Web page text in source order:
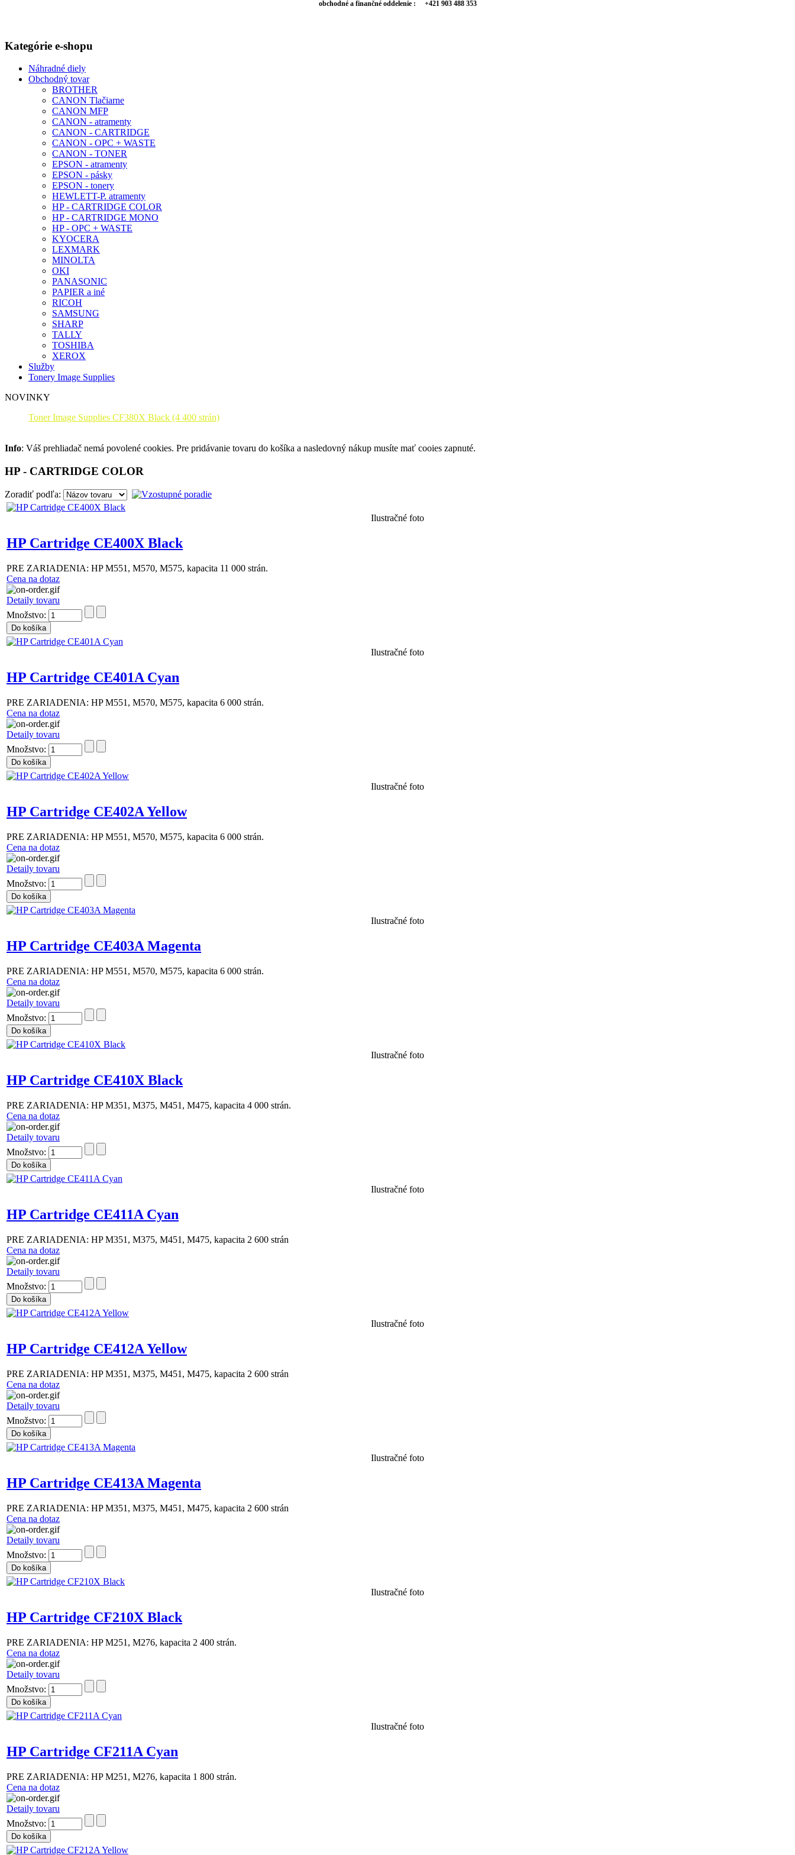
obchodné a finančné oddelenie : +421 903 488 353
Kategórie e-shopu
Náhradné diely
Obchodný tovar
BROTHER
CANON Tlačiarne
CANON MFP
CANON - atramenty
CANON - CARTRIDGE
CANON - OPC + WASTE
CANON - TONER
EPSON - atramenty
EPSON - pásky
EPSON - tonery
HEWLETT-P. atramenty
HP - CARTRIDGE COLOR
HP - CARTRIDGE MONO
HP - OPC + WASTE
KYOCERA
LEXMARK
MINOLTA
OKI
PANASONIC
PAPIER a iné
RICOH
SAMSUNG
SHARP
TALLY
TOSHIBA
XEROX
Služby
Tonery Image Supplies
NOVINKY
Toner Image Supplies CF380X Black (4 400 strán)
Info: Váš prehliadač nemá povolené cookies. Pre pridávanie tovaru do košíka a nasledovný nákup musíte mať cooies zapnuté.
HP - CARTRIDGE COLOR
Zoradiť podľa:
Ilustračné foto
HP Cartridge CE400X Black
PRE ZARIADENIA: HP M551, M570, M575, kapacita 11 000 strán.
Cena na dotaz
Detaily tovaru
Množstvo:
Ilustračné foto
HP Cartridge CE401A Cyan
PRE ZARIADENIA: HP M551, M570, M575, kapacita 6 000 strán.
Cena na dotaz
Detaily tovaru
Množstvo:
Ilustračné foto
HP Cartridge CE402A Yellow
PRE ZARIADENIA: HP M551, M570, M575, kapacita 6 000 strán.
Cena na dotaz
Detaily tovaru
Množstvo:
Ilustračné foto
HP Cartridge CE403A Magenta
PRE ZARIADENIA: HP M551, M570, M575, kapacita 6 000 strán.
Cena na dotaz
Detaily tovaru
Množstvo:
Ilustračné foto
HP Cartridge CE410X Black
PRE ZARIADENIA: HP M351, M375, M451, M475, kapacita 4 000 strán.
Cena na dotaz
Detaily tovaru
Množstvo:
Ilustračné foto
HP Cartridge CE411A Cyan
PRE ZARIADENIA: HP M351, M375, M451, M475, kapacita 2 600 strán
Cena na dotaz
Detaily tovaru
Množstvo:
Ilustračné foto
HP Cartridge CE412A Yellow
PRE ZARIADENIA: HP M351, M375, M451, M475, kapacita 2 600 strán
Cena na dotaz
Detaily tovaru
Množstvo:
Ilustračné foto
HP Cartridge CE413A Magenta
PRE ZARIADENIA: HP M351, M375, M451, M475, kapacita 2 600 strán
Cena na dotaz
Detaily tovaru
Množstvo:
Ilustračné foto
HP Cartridge CF210X Black
PRE ZARIADENIA: HP M251, M276, kapacita 2 400 strán.
Cena na dotaz
Detaily tovaru
Množstvo:
Ilustračné foto
HP Cartridge CF211A Cyan
PRE ZARIADENIA: HP M251, M276, kapacita 1 800 strán.
Cena na dotaz
Detaily tovaru
Množstvo: